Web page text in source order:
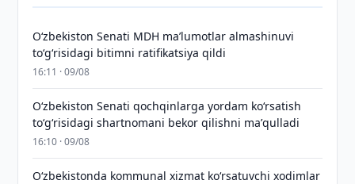
Oʻzbekiston Senati MDH maʼlumotlar almashinuvi
toʻgʻrisidagi bitimni ratifikatsiya qildi
16:11 · 09/08
Oʻzbekiston Senati qochqinlarga yordam koʻrsatish
toʻgʻrisidagi shartnomani bekor qilishni maʼqulladi
16:10 · 09/08
Oʻzbekistonda kommunal xizmat koʻrsatuvchi xodimlar